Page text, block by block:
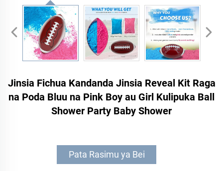
Jinsia Fichua Kandanda Jinsia Reveal Kit Raga
na Poda Bluu na Pink Boy au Girl Kulipuka Ball
Shower Party Baby Shower
Pata Rasimu ya Bei